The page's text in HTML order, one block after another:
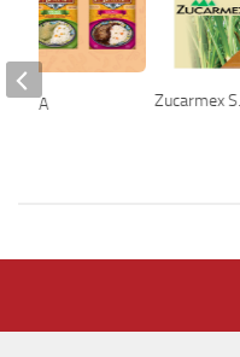
Zucarmex
DE LA